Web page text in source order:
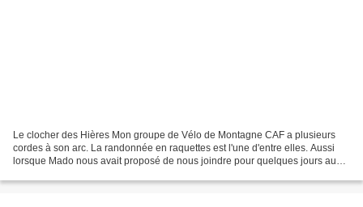
Le clocher des Hières Mon groupe de Vélo de Montagne CAF a plusieurs
cordes à son arc. La randonnée en raquettes est l'une d'entre elles. Aussi
lorsque Mado nous avait proposé de nous joindre pour quelques jours aux